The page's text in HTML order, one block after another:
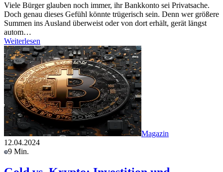
Viele Bürger glauben noch immer, ihr Bankkonto sei Privatsache.
Doch genau dieses Gefühl könnte trügerisch sein. Denn wer größere
Summen ins Ausland überweist oder von dort erhält, gerät längst
autom…
Weiterlesen
Magazin
12.04.2024
9 Min.